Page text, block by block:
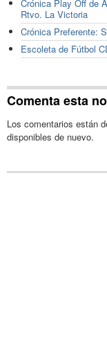
Crónica Play Off de
Rtvo. La Victoria
Crónica Preferente:
Escoleta de Fútbol
Comenta esta
Los comentarios están
disponibles de nuevo.